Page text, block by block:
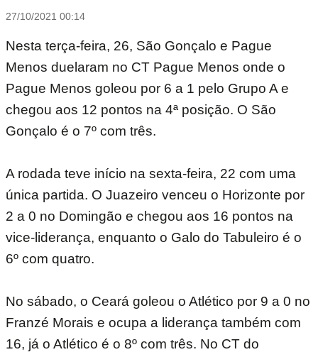
27/10/2021 00:14
Nesta terça-feira, 26, São Gonçalo e Pague
Menos duelaram no CT Pague Menos onde o
Pague Menos goleou por 6 a 1 pelo Grupo A e
chegou aos 12 pontos na 4ª posição. O São
Gonçalo é o 7º com três.
A rodada teve início na sexta-feira, 22 com uma
única partida. O Juazeiro venceu o Horizonte por
2 a 0 no Domingão e chegou aos 16 pontos na
vice-liderança, enquanto o Galo do Tabuleiro é o
6º com quatro.
No sábado, o Ceará goleou o Atlético por 9 a 0 no
Franzé Morais e ocupa a liderança também com
16, já o Atlético é o 8º com três. No CT do